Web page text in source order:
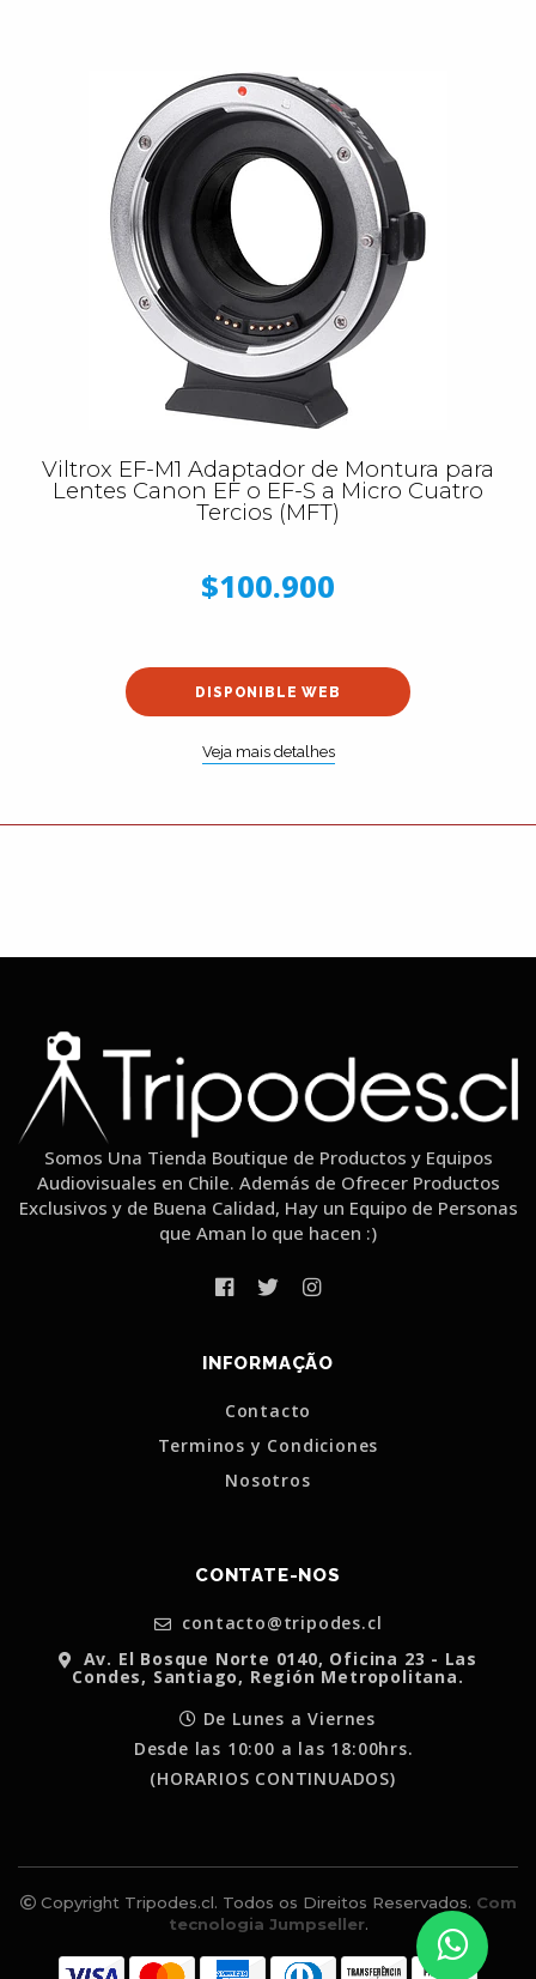
Viltrox EF-M1 Adaptador de Montura para
Lentes Canon EF o EF-S a Micro Cuatro
Tercios (MFT)
$100.900
DISPONIBLE WEB
Veja mais detalhes
Somos Una Tienda Boutique de Productos y Equipos
Audiovisuales en Chile. Además de Ofrecer Productos
Exclusivos y de Buena Calidad, Hay un Equipo de Personas
que Aman lo que hacen :)
INFORMAÇÃO
Contacto
Terminos y Condiciones
Nosotros
CONTATE-NOS
contacto@tripodes.cl
Av. El Bosque Norte 0140, Oficina 23 - Las
Condes, Santiago, Región Metropolitana.
De Lunes a Viernes
Desde las 10:00 a las 18:00hrs.
(HORARIOS CONTINUADOS)
Copyright Tripodes.cl. Todos os Direitos Reservados. Com
tecnologia Jumpseller.